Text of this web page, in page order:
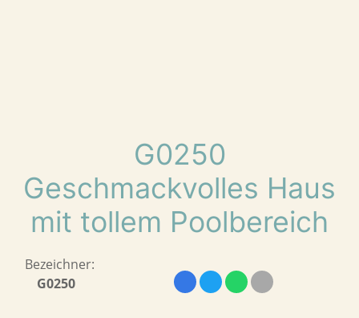
G0250
Geschmackvolles Haus
mit tollem Poolbereich
Bezeichner:
G0250